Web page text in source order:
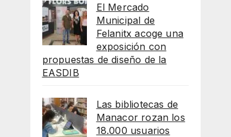
El Mercado
Municipal de
Felanitx acoge una
exposición con
propuestas de diseño de la
EASDIB
Las bibliotecas de
Manacor rozan los
18.000 usuarios